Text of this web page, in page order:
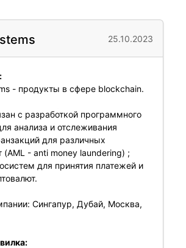
25.10.2023
- продукты в сфере blockchain.
с разработкой программного
анализа и отслеживания
для различных
(AML - anti money laundering) ;
для принятия платежей и
Сингапур, Дубай, Москва,